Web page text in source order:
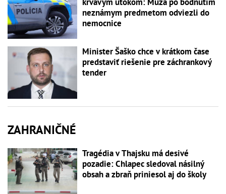
neznámym predmetom odviezli do
nemocnice
Minister Šaško chce v krátkom čase
predstaviť riešenie pre záchrankový
tender
ZAHRANIČNÉ
Tragédia v Thajsku má desivé
pozadie: Chlapec sledoval násilný
obsah a zbraň priniesol aj do školy